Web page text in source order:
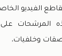
الفيديو
المرشحات
وخلفيات.